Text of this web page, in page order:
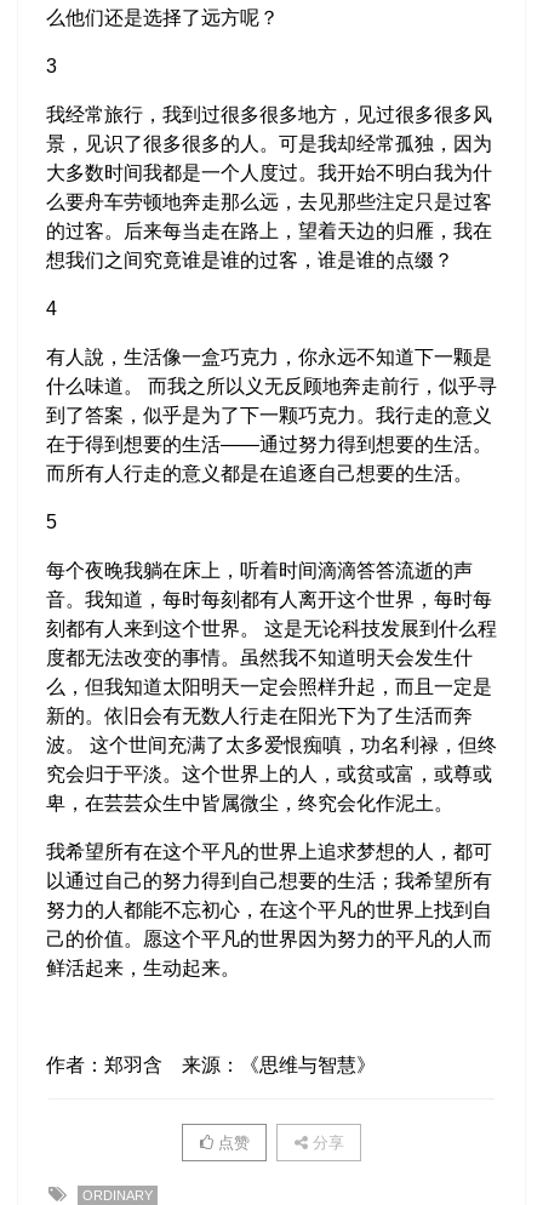
么他们还是选择了远方呢？
3
我经常旅行，我到过很多很多地方，见过很多很多风
景，见识了很多很多的人。可是我却经常孤独，因为
大多数时间我都是一个人度过。我开始不明白我为什
么要舟车劳顿地奔走那么远，去见那些注定只是过客
的过客。后来每当走在路上，望着天边的归雁，我在
想我们之间究竟谁是谁的过客，谁是谁的点缀？
4
有人說，生活像一盒巧克力，你永远不知道下一颗是
什么味道。 而我之所以义无反顾地奔走前行，似乎寻
到了答案，似乎是为了下一颗巧克力。我行走的意义
在于得到想要的生活——通过努力得到想要的生活。
而所有人行走的意义都是在追逐自己想要的生活。
5
每个夜晚我躺在床上，听着时间滴滴答答流逝的声
音。我知道，每时每刻都有人离开这个世界，每时每
刻都有人来到这个世界。 这是无论科技发展到什么程
度都无法改变的事情。虽然我不知道明天会发生什
么，但我知道太阳明天一定会照样升起，而且一定是
新的。依旧会有无数人行走在阳光下为了生活而奔
波。 这个世间充满了太多爱恨痴嗔，功名利禄，但终
究会归于平淡。这个世界上的人，或贫或富，或尊或
卑，在芸芸众生中皆属微尘，终究会化作泥土。
我希望所有在这个平凡的世界上追求梦想的人，都可
以通过自己的努力得到自己想要的生活；我希望所有
努力的人都能不忘初心，在这个平凡的世界上找到自
己的价值。愿这个平凡的世界因为努力的平凡的人而
鲜活起来，生动起来。
作者：郑羽含 来源：《思维与智慧》
点赞 分享
ORDINARY